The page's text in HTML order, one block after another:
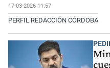
17-03-2026 11:57
PERFIL REDACCIÓN CÓRDOBA